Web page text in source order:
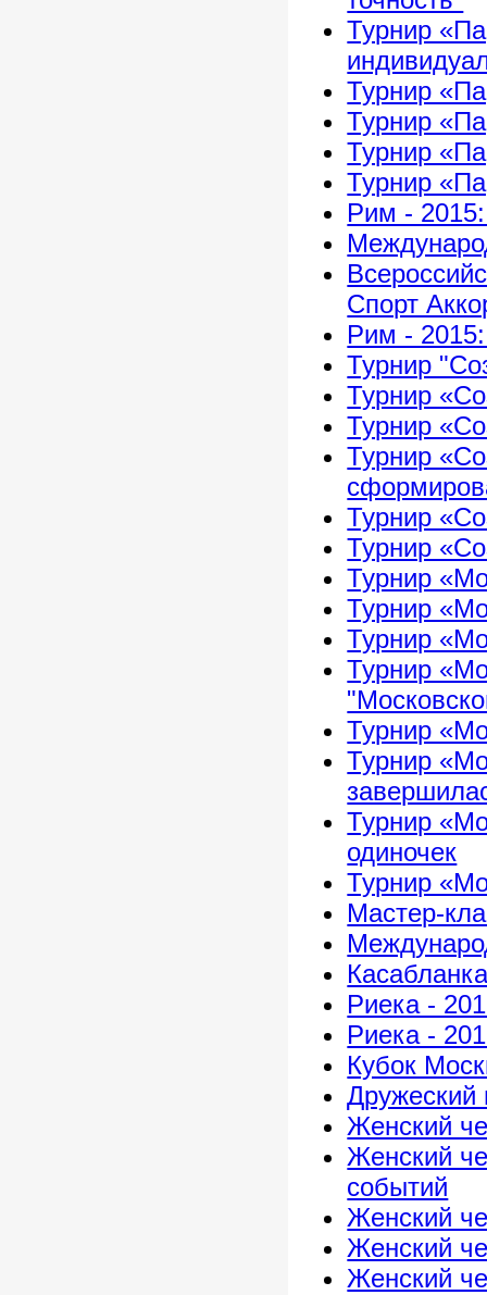
Турнир
Турнир
Турнир
Турнир
Турнир
Рим -
Спорт
Рим - 2015:
Турнир
Турнир
Турнир
Турнир
Турнир
Турнир
Турнир
Турнир
Турнир
Турнир
Турнир
Турнир
Турнир
одиночек
Турнир
Мастер-
Риека -
Риека -
Кубок
Дружеский
Женский
Женский
событий
Женский
Женский
Женский